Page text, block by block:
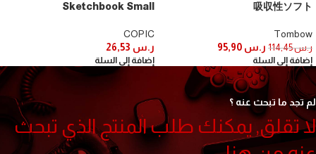
吸収性ソフト
Tombow
ر.س114,45 ر.س
إضافة إلى السلة
Sketchbook Small
COPIC
ر.س
إضافة إلى السلة
لم تجد ما تبحث عنه ؟
لا تقلق, يمكنك طلب المنتج الذي تبحث